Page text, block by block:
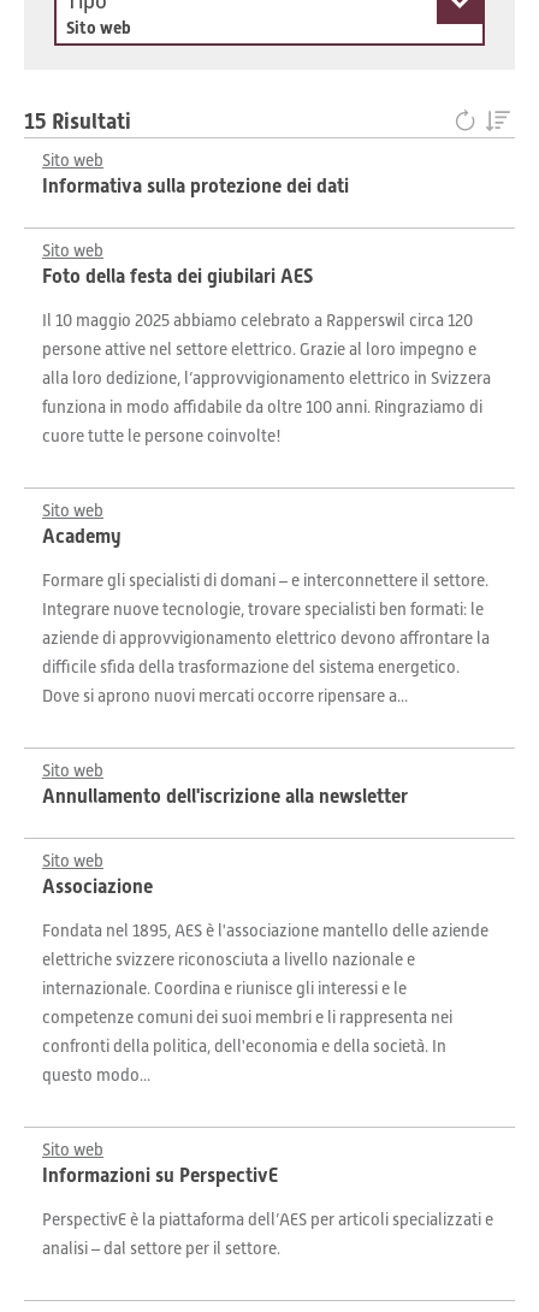
Sito web
15 Risultati
Sito web
Informativa sulla protezione dei dati
Sito web
Foto della festa dei giubilari AES
Il 10 maggio 2025 abbiamo celebrato a Rapperswil circa 120
persone attive nel settore elettrico. Grazie al loro impegno e
alla loro dedizione, l’approvvigionamento elettrico in Svizzera
funziona in modo affidabile da oltre 100 anni. Ringraziamo di
cuore tutte le persone coinvolte!
Sito web
Academy
Formare gli specialisti di domani – e interconnettere il settore.
Integrare nuove tecnologie, trovare specialisti ben formati: le
aziende di approvvigionamento elettrico devono affrontare la
difficile sfida della trasformazione del sistema energetico.
Dove si aprono nuovi mercati occorre ripensare a...
Sito web
Annullamento dell'iscrizione alla newsletter
Sito web
Associazione
Fondata nel 1895, AES è l'associazione mantello delle aziende
elettriche svizzere riconosciuta a livello nazionale e
internazionale. Coordina e riunisce gli interessi e le
competenze comuni dei suoi membri e li rappresenta nei
confronti della politica, dell'economia e della società. In
questo modo...
Sito web
Informazioni su PerspectivE
PerspectivE è la piattaforma dell’AES per articoli specializzati e
analisi – dal settore per il settore.